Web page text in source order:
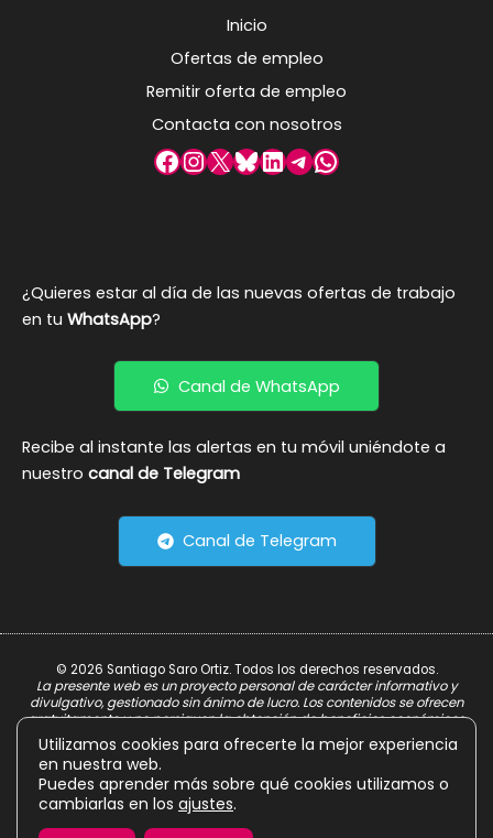
Inicio
Ofertas de empleo
Remitir oferta de empleo
Contacta con nosotros
Facebook
Instagram
X Bluesky
LinkedIn
Telegram
WhatsApp
¿Quieres estar al día de las nuevas ofertas de trabajo
en tu WhatsApp?
Canal de WhatsApp
Recibe al instante las alertas en tu móvil uniéndote a
nuestro canal de Telegram
Canal de Telegram
© 2026 Santiago Saro Ortiz. Todos los derechos reservados.
La presente web es un proyecto personal de carácter informativo y
divulgativo, gestionado sin ánimo de lucro. Los contenidos se ofrecen
gratuitamente y no persiguen la obtención de beneficios económicos.
Política de Privacidad
Política de Cookies
Utilizamos cookies para ofrecerte la mejor experiencia
en nuestra web.
Puedes aprender más sobre qué cookies utilizamos o
cambiarlas en los ajustes.